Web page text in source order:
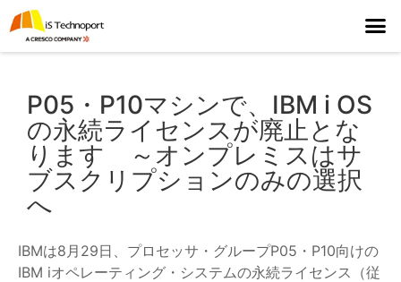
P05・P10マシンで、IBM i OS
の永続ライセンスが廃止とな
ります ～オンプレミスはサ
ブスクリプションのみの選択
へ
IBMは8月29日、プロセッサ・グループP05・P10向けの
IBM iオペレーティング・システムの永続ライセンス（従